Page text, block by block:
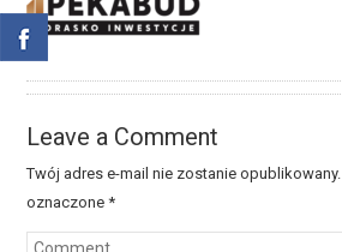
Leave a Comment
Twój adres e-mail nie zostanie opublikowany.
oznaczone*